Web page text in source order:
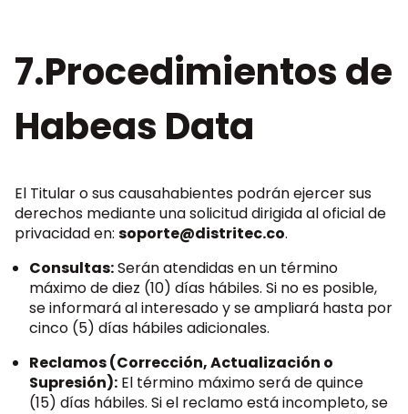
7.Procedimientos de
Habeas Data
El Titular o sus causahabientes podrán ejercer sus
derechos mediante una solicitud dirigida al oficial de
privacidad en: soporte@distritec.co.
Consultas:Serán atendidas en un término
máximo de diez (10) días hábiles. Si no es posible,
se informará al interesado y se ampliará hasta por
cinco (5) días hábiles adicionales.
Reclamos (Corrección, Actualización o
Supresión): El término máximo será de quince
(15) días hábiles. Si el reclamo está incompleto, se